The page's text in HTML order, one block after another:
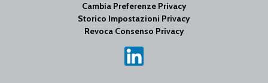
Cambia Preferenze Privacy
Storico Impostazioni Privacy
Revoca Consenso Privacy